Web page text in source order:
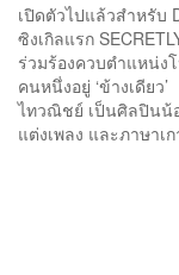
เปิดตัวไปแล้วสำหรับ
ซิงเกิลแรก
ร่วมร้องควบตำแหน่ง
คนหนึ่งอยู่ ‘ข้างเดีย
ไทวณิชย์ เป็นศิลปินน้
แต่งเพลง และภาษาเ